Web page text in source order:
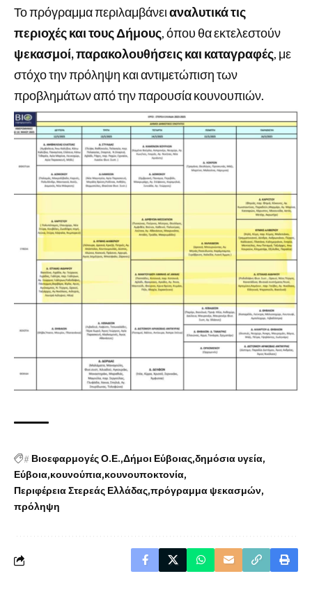
Το πρόγραμμα περιλαμβάνειαναλυτικά τις
περιοχές και τους Δήμους, όπου θα εκτελεστούν
ψεκασμοί, παρακολουθήσεις και καταγραφές, με
στόχο την πρόληψη και αντιμετώπιση των
προβλημάτων από την παρουσία κουνουπιών.
# Βιοεφαρμογές Ο.Ε. Δήμοι Εύβοιας δημόσια υγεία
Εύβοια κουνούπια κουνουποκτονία
Περιφέρεια Στερεάς Ελλάδας πρόγραμμα ψεκασμών
πρόληψη